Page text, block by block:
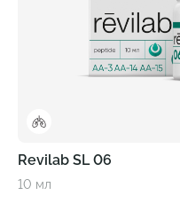
Revilab SL 06
10 мл